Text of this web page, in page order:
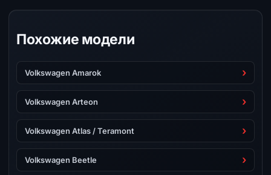
Похожие модели
Volkswagen Amarok
Volkswagen Arteon
Volkswagen Atlas / Teramont
Volkswagen Beetle